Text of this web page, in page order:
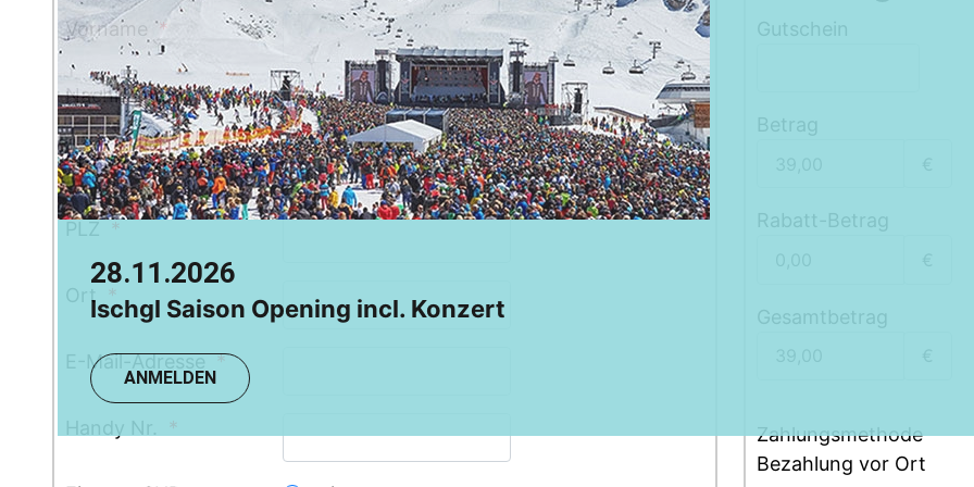
Chamonix
Grindelwald
28.11.2026
Ischgl Saison Opening incl. Konzert
ANMELDEN
09.08.2026
LOSHEIM: SUP Yoga mit SUSI
ANMELDEN
Vorname *
Nachname*
Straße, Hausnummer*
PLZ *
Ort *
E-Mail-Adresse*
Handy Nr. *
Gutschein
Betrag
Rabatt-Betrag
Gesamtbetrag
Zahlungsmethode
Bezahlung vor Ort